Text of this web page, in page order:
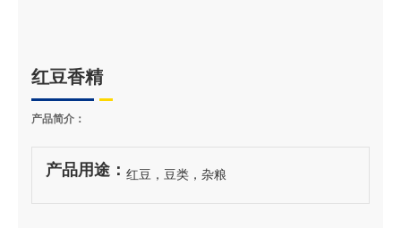
红豆香精
产品简介：
产品用途： 红豆，豆类，杂粮